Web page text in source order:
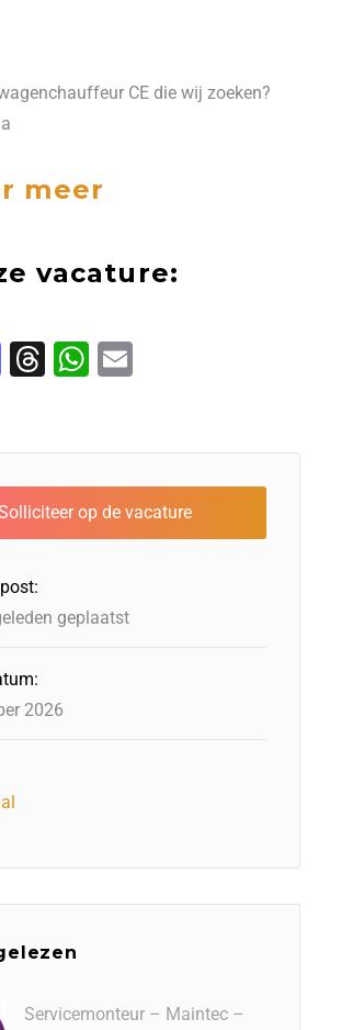
CE die wij zoeken?
meer
vacature:
M
t
o
d
n
T
e
a
d
W
t
s
A
p
l
geplaatst
2026
Servicemonteur – Maintec –